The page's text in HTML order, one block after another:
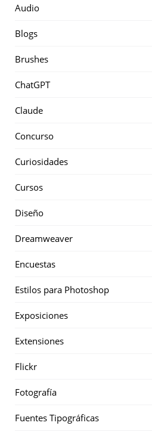
Audio
Blogs
Brushes
ChatGPT
Claude
Concurso
Curiosidades
Cursos
Diseño
Dreamweaver
Encuestas
Estilos para Photoshop
Exposiciones
Extensiones
Flickr
Fotografía
Fuentes Tipográficas